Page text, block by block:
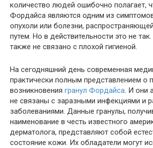
количество людей ошибочно полагает,
Фордайса являются одним из
опухоли или болезни,
путем. Но в действительности это не
также не связано с плохой гигиеной.
На сегодняшний день современная
практически полным представлением о
возникновения гранул Фордайса. И они
не связаны с заразными инфекциями и
заболеваниями. Данные гранулы,
наименование в честь известного
дерматолога, представляют собой
состояние кожи. Их обладатели могут